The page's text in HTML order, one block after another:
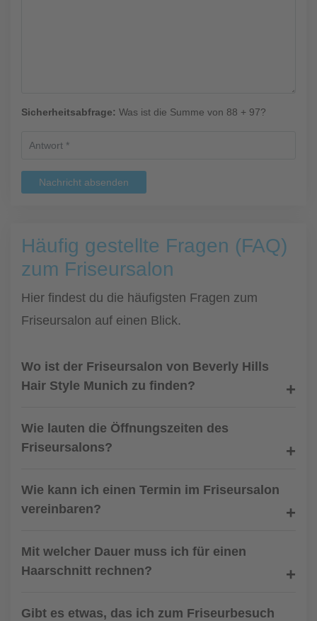
Sicherheitsabfrage: Was ist die Summe von 88 + 97?
Nachricht absenden
Häufig gestellte Fragen (FAQ)
zum Friseursalon
Hier findest du die häufigsten Fragen zum
Friseursalon auf einen Blick.
Wo ist der Friseursalon von Beverly Hills
Hair Style Munich zu finden?
Wie lauten die Öffnungszeiten des
Friseursalons?
Wie kann ich einen Termin im Friseursalon
vereinbaren?
Mit welcher Dauer muss ich für einen
Haarschnitt rechnen?
Gibt es etwas, das ich zum Friseurbesuch